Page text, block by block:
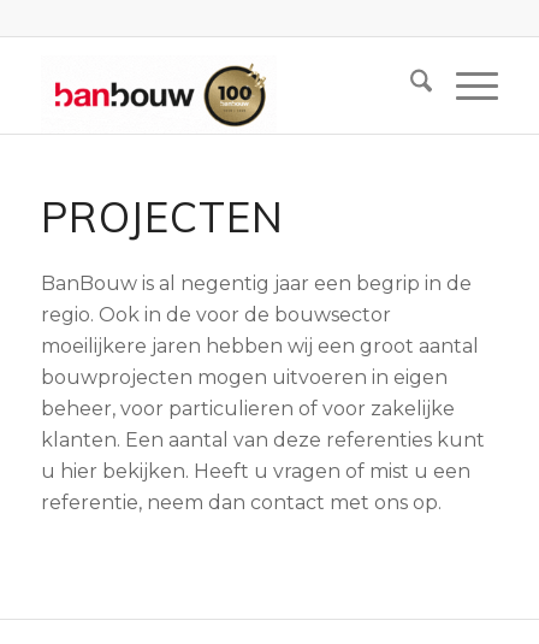
PROJECTEN
BanBouw is al negentig jaar een begrip in de
regio. Ook in de voor de bouwsector
moeilijkere jaren hebben wij een groot aantal
bouwprojecten mogen uitvoeren in eigen
beheer, voor particulieren of voor zakelijke
klanten. Een aantal van deze referenties kunt
u hier bekijken. Heeft u vragen of mist u een
referentie, neem dan contact met ons op.